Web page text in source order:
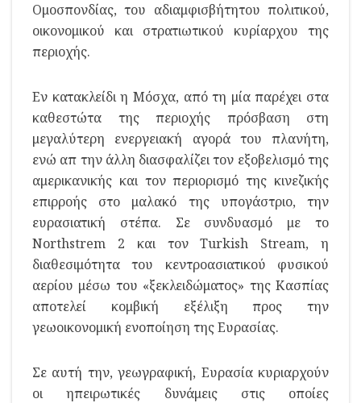
Ομοσπονδίας, του αδιαμφισβήτητου πολιτικού,
οικονομικού και στρατιωτικού κυρίαρχου της
περιοχής.
Εν κατακλείδι η Μόσχα, από τη μία παρέχει στα
καθεστώτα της περιοχής πρόσβαση στη
μεγαλύτερη ενεργειακή αγορά του πλανήτη,
ενώ απ την άλλη διασφαλίζει τον εξοβελισμό της
αμερικανικής και τον περιορισμό της κινεζικής
επιρροής στο μαλακό της υπογάστριο, την
ευρασιατική στέπα. Σε συνδυασμό με το
Northstrem 2 και τον Turkish Stream, η
διαθεσιμότητα του κεντροασιατικού φυσικού
αερίου μέσω του «ξεκλειδώματος» της Κασπίας
αποτελεί κομβική εξέλιξη προς την
γεωοικονομική ενοποίηση της Ευρασίας.
Σε αυτή την, γεωγραφική, Ευρασία κυριαρχούν
οι ηπειρωτικές δυνάμεις στις οποίες